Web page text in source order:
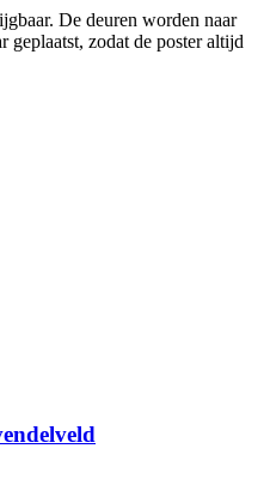
De deuren worden naar
geplaatst, zodat de poster altijd